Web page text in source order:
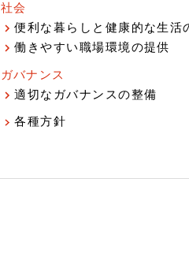
社会
便利な暮らしと健康的な生活
働きやすい職場環境の提供
ガバナンス
適切なガバナンスの整備
各種方針